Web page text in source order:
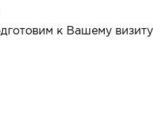
к Вашему